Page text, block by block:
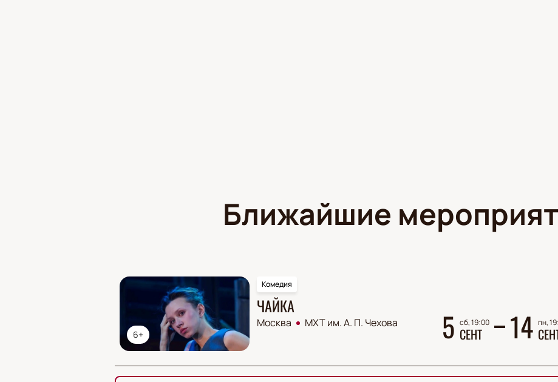
Ближайшие
6+
Комедия
ЧАЙКА
Москва МХТ им. А. П. Чехова 5 сб, 19:00
СЕНТ 14 пн,